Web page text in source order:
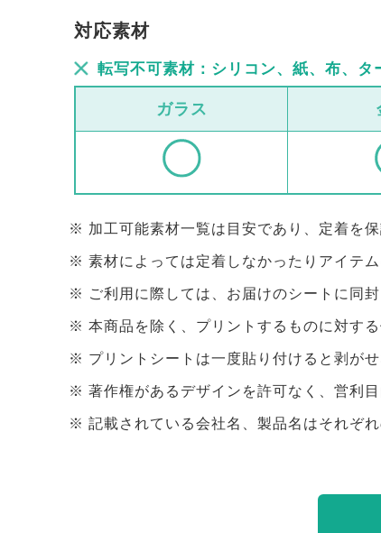
対応素材
転写不可素材：シリコン、紙、布、タ
ガラス
加工可能素材一覧は目安であり、定着を
素材によっては定着しなかったりアイテ
ご利用に際しては、お届けのシートに同
本商品を除く、プリントするものに対す
プリントシートは一度貼り付けると剥が
著作権があるデザインを許可なく、営利
記載されている会社名、製品名はそれぞ